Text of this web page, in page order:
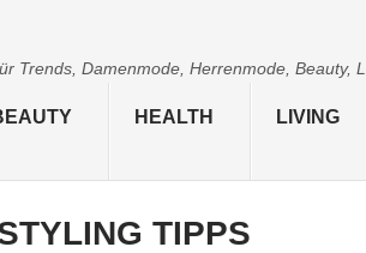
Trends, Damenmode, Herrenmode, Beauty,
HEALTH LIVING
TIPPS